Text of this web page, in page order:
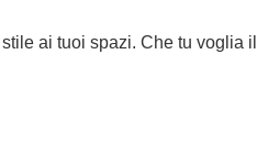
ai tuoi spazi. Che tu voglia